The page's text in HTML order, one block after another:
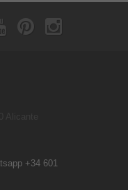
+34 601